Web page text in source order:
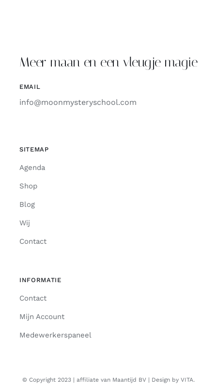
Meer maan en een vleugje magie
EMAIL
info@moonmysteryschool.com
SITEMAP
Agenda
Shop
Blog
Wij
Contact
INFORMATIE
Contact
Mijn Account
Medewerkerspaneel
© Copyright 2023 | affiliate van Maantijd BV | Design by VITA.